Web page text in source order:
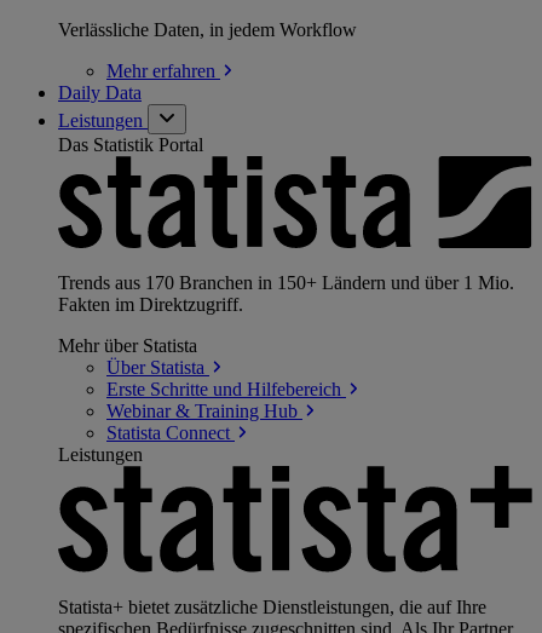
Verlässliche Daten, in jedem Workflow
Mehrerfahren
Daily Data
Leistungen
Das Statistik Portal
Trends aus 170 Branchen in 150+ Ländern und über 1 Mio.
Fakten im Direktzugriff.
Mehr über Statista
Über Statista
Erste Schritte und Hilfebereich
Webinar & Training Hub
Statista Connect
Leistungen
Statista+ bietet zusätzliche Dienstleistungen, die auf Ihre
spezifischen Bedürfnisse zugeschnitten sind. Als Ihr Partner